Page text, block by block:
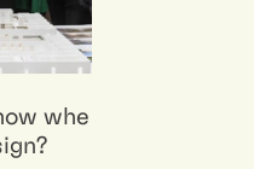
whe